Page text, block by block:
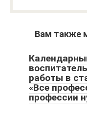
Вам также
работы в
«Все
профессии